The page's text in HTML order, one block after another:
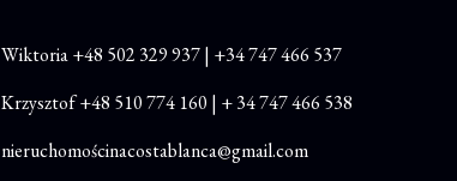
Wiktoria+48 502 329 937| +34 747 466 537
Krzysztof+48 510 774 160 | + 34 747 466 538
nieruchomościnacostablanca@gmail.com